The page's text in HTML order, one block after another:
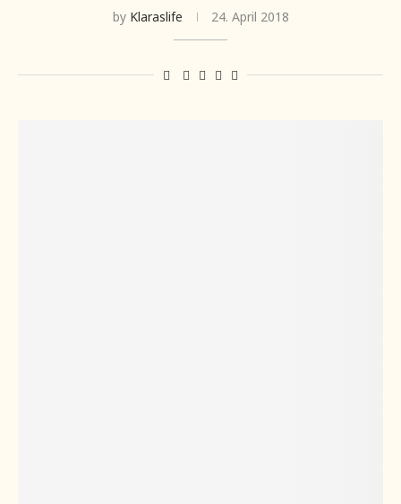
by Klaraslife 24. April 2018